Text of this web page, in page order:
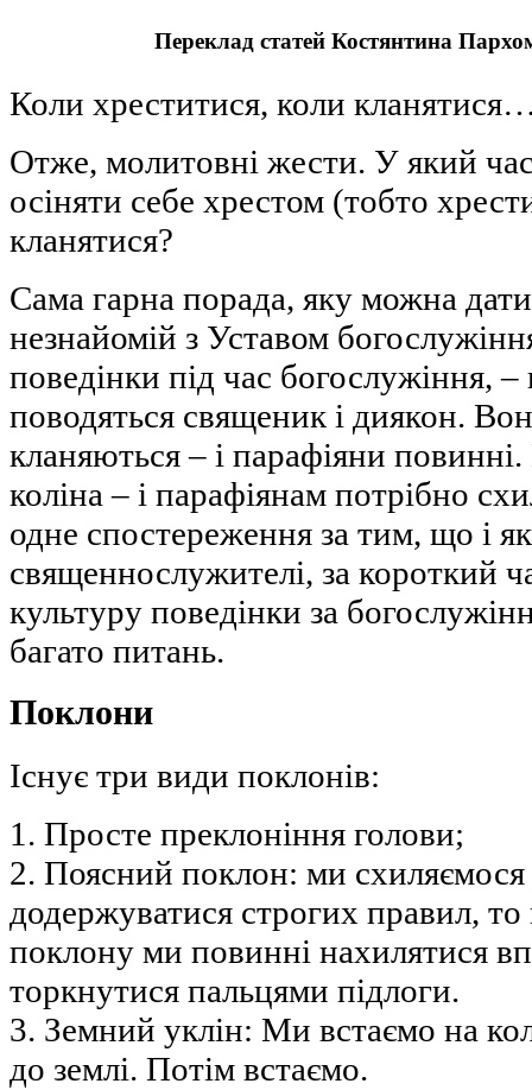
Переклад статей Костянтина
Коли хреститися, коли
Отже, молитовні жести. У який
осіняти себе хрестом (тобто
кланятися?
Сама гарна порада, яку можна
незнайомій з Уставом
поведінки під час богослужіння,
поводяться священик і диякон.
кланяються – і парафіяни
коліна – і парафіянам потрібно
одне спостереження за тим, що і
священнослужителі, за короткий
культуру поведінки за
багато питань.
Поклони
Існує три види поклонів:
1. Просте преклоніння голови;
2. Поясний поклон: ми
додержуватися строгих правил, то
поклону ми повинні нахилятися
торкнутися пальцями підлоги.
3. Земний уклін: Ми встаємо на
до землі. Потім встаємо.